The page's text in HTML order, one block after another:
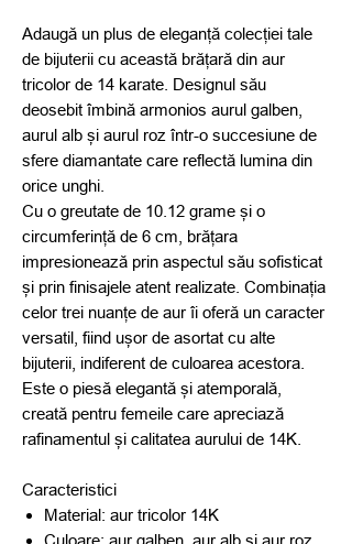
Adaugă un plus de eleganță colecției tale
de bijuterii cu această brățară din aur
tricolor de 14 karate. Designul său
deosebit îmbină armonios aurul galben,
aurul alb și aurul roz într-o succesiune de
sfere diamantate care reflectă lumina din
orice unghi.
Cu o greutate de 10.12 grame și o
circumferință de 6 cm, brățara
impresionează prin aspectul său sofisticat
și prin finisajele atent realizate. Combinația
celor trei nuanțe de aur îi oferă un caracter
versatil, fiind ușor de asortat cu alte
bijuterii, indiferent de culoarea acestora.
Este o piesă elegantă și atemporală,
creată pentru femeile care apreciază
rafinamentul și calitatea aurului de 14K.
Caracteristici
Material: aur tricolor 14K
Culoare: aur galben, aur alb și aur roz